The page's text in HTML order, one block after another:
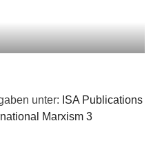
unter: ISA Publications
Marxism 3